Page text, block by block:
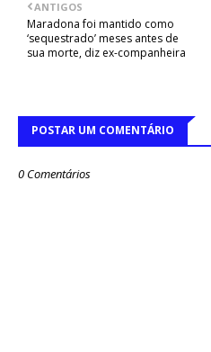
ANTIGOS
Maradona foi mantido como
‘sequestrado’ meses antes de
sua morte, diz ex-companheira
POSTAR UM COMENTÁRIO
0 Comentários